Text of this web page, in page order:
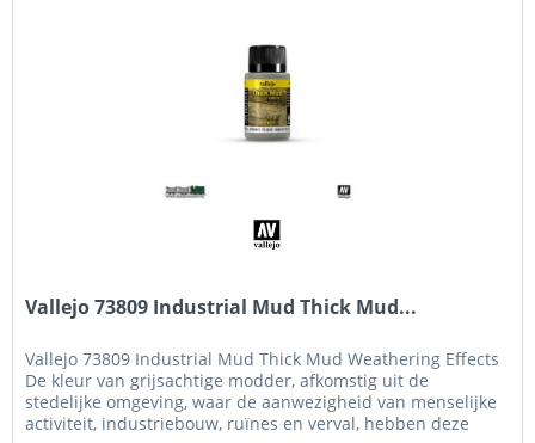
Vallejo 73809 Industrial Mud Thick Mud...
Vallejo 73809 Industrial Mud Thick Mud Weathering Effects
De kleur van grijsachtige modder, afkomstig uit de
stedelijke omgeving, waar de aanwezigheid van menselijke
activiteit, industriebouw, ruïnes en verval, hebben deze